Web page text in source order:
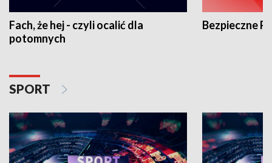
Fach, że hej - czyli ocalić dla
potomnych
Bezpieczne
SPORT